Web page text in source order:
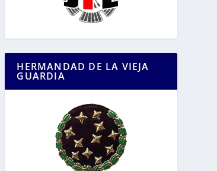
HERMANDAD DE LA VIEJA
GUARDIA